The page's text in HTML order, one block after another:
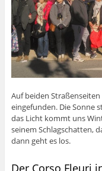
Auf beiden
eingefunden. Die Sonne
das Licht kommt uns
seinem Schlagschatten,
dann geht es los.
Der Corso Fleuri